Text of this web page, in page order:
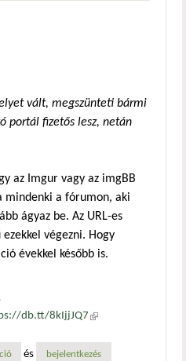
vált, megszünteti bármi
portál fizetős lesz, netán
az Imgur vagy az imgBB
mindenki a fórumon, aki
ágyaz be. Az URL-es
végezni. Hogy
évekkel később is.
db.tt/8kIjjJQ7 (külső
és bejelentkezés